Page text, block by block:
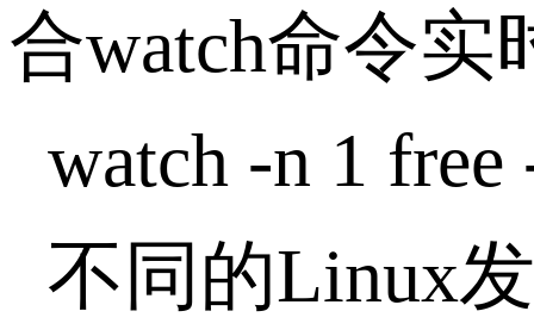
合watch命令
watch -n 1 free
不同的Linux